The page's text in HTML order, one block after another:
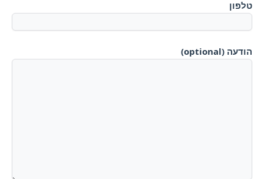
טלפון
הודעה (optional)